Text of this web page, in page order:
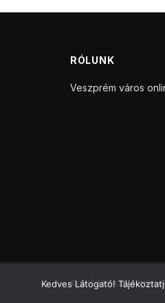
RÓLUNK
Veszprém város
© 2023
Kedves Látogató!